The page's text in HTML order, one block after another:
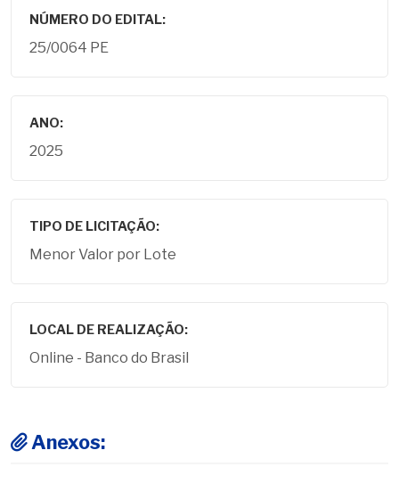
NÚMERO DO EDITAL:
25/0064 PE
ANO:
2025
TIPO DE LICITAÇÃO:
Menor Valor por Lote
LOCAL DE REALIZAÇÃO:
Online - Banco do Brasil
Anexos: